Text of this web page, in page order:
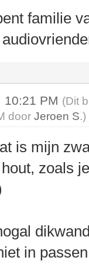
familie
10:21 PM (Dit
doorJeroen S.)
is mijn
zoals
in